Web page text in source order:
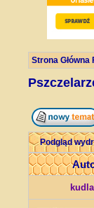
Strona Główna
Podgląd